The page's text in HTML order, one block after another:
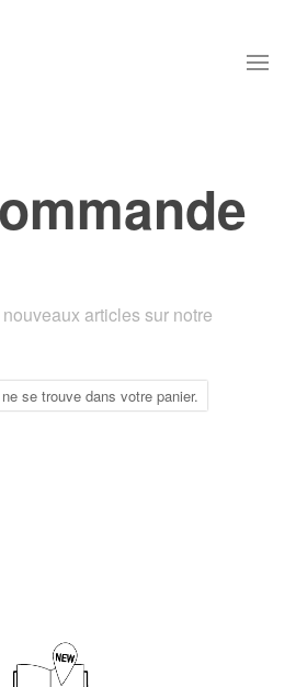
articles sur notre
se trouve dans votre panier.